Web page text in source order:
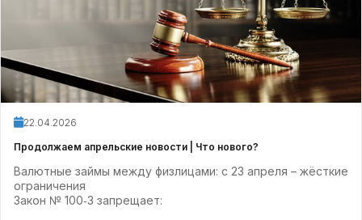
22.04.2026
Продолжаем апрельские новости | Что нового?
Валютные займы между физлицами: с 23 апреля – жёсткие
ограничения
Закон № 100‑З запрещает: